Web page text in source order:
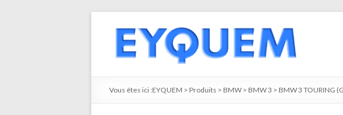
Vous êtes ici :EYQUEM > Produits > BMW > BMW 3 > BMW 3 TOURING